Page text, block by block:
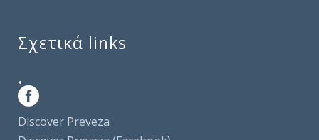
Σχετικά links
.
Discover Preveza